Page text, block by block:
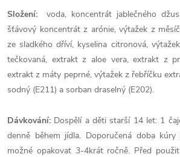
Složení:voda, koncentrát jablečného
šťávový koncentrát z arónie, výtažek z
ze sladkého dříví, kyselina citronová,
tečkovaná, extrakt z aloe vera, extrakt z
extrakt z máty peprné, výtažek z řebříčku
sodný (E211) a sorban draselný (E202).
Dávkování: Dospělí a děti starší 14 let: 1
denně během jídla. Doporučená doba
možné opakovat 3-4krát ročně. Před